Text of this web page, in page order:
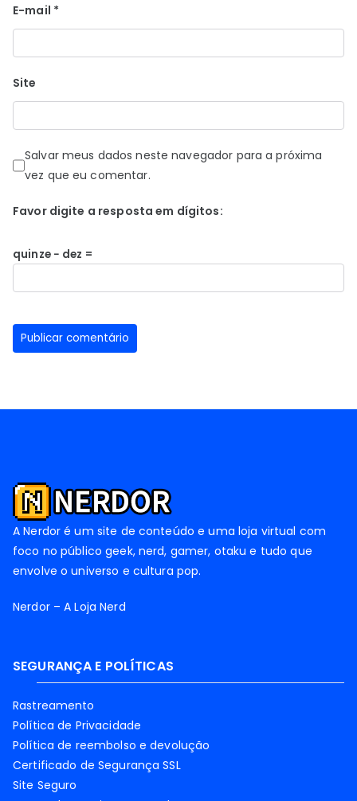
E-mail *
Site
Salvar meus dados neste navegador para a próxima
vez que eu comentar.
Favor digite a resposta em dígitos:
quinze − dez =
A Nerdor é um site de conteúdo e uma loja virtual com
foco no público geek, nerd, gamer, otaku e tudo que
envolve o universo e cultura pop.
Nerdor – A Loja Nerd
SEGURANÇA E POLÍTICAS
Rastreamento
Política de Privacidade
Política de reembolso e devolução
Certificado de Segurança SSL
Site Seguro